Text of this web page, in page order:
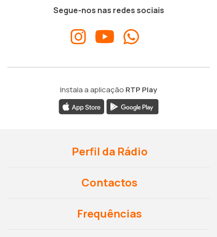
Segue-nos nas redes sociais
Instala a aplicação RTP Play
Perfil da Rádio
Contactos
Frequências